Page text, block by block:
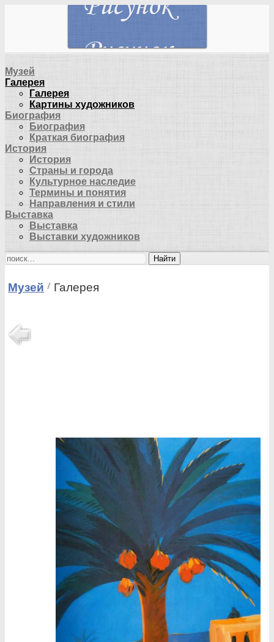
Музей
Галерея
Галерея
Картины художников
Биография
Биография
Краткая биография
История
История
Страны и города
Культурное наследие
Термины и понятия
Направления и стили
Выставка
Выставка
Выставки художников
Найти
Музей Галерея